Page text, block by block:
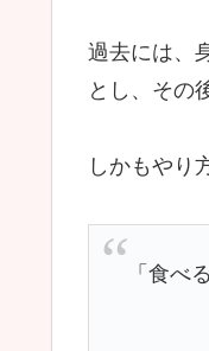
過去には、
とし、その
しかもやり
「食べ